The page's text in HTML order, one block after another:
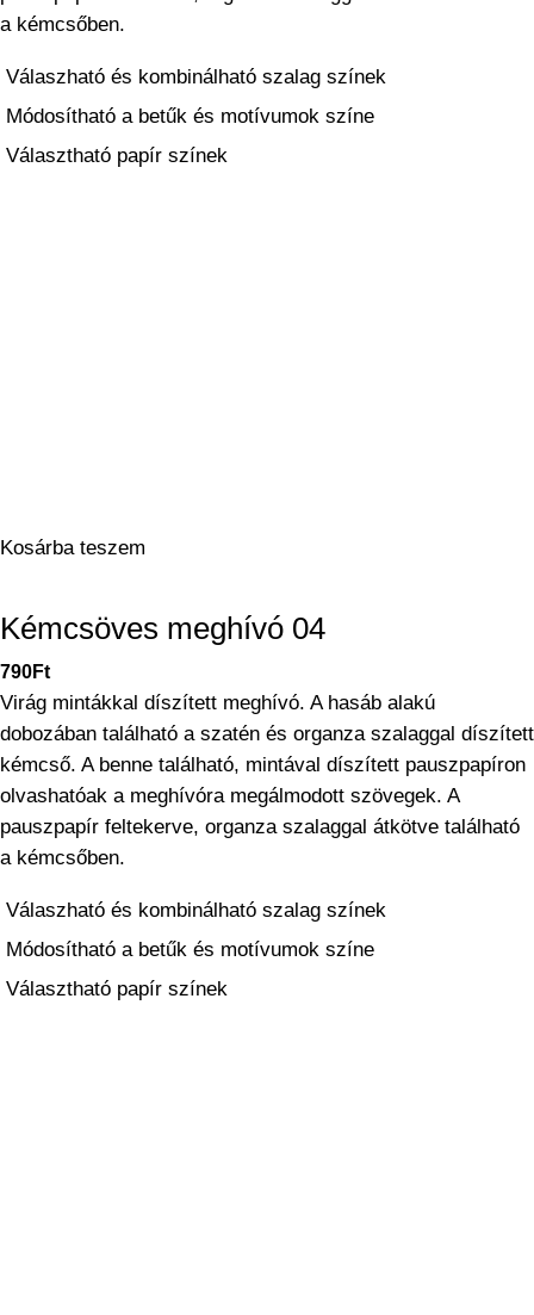
a kémcsőben.
Válaszható és kombinálható szalag színek
Módosítható a betűk és motívumok színe
Választható papír színek
Kosárba teszem
Kémcsöves meghívó 04
790Ft
Virág mintákkal díszített meghívó. A hasáb alakú
dobozában található a szatén és organza szalaggal díszített
kémcső. A benne található, mintával díszített pauszpapíron
olvashatóak a meghívóra megálmodott szövegek. A
pauszpapír feltekerve, organza szalaggal átkötve található
a kémcsőben.
Válaszható és kombinálható szalag színek
Módosítható a betűk és motívumok színe
Választható papír színek